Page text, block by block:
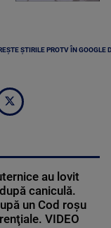
ȘTIRILE PROTV ÎN GOOGLE
au lovit
caniculă.
un Cod roşu
VIDEO